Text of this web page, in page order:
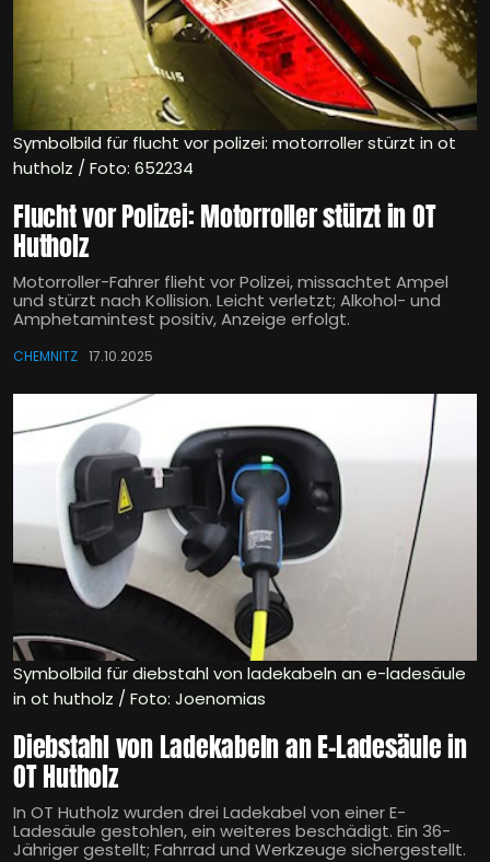
Symbolbild für flucht vor polizei: motorroller stürzt in ot
hutholz / Foto: 652234
Flucht vor Polizei: Motorroller stürzt in OT
Hutholz
Motorroller-Fahrer flieht vor Polizei, missachtet Ampel
und stürzt nach Kollision. Leicht verletzt; Alkohol- und
Amphetamintest positiv, Anzeige erfolgt.
CHEMNITZ 17.10.2025
Symbolbild für diebstahl von ladekabeln an e-ladesäule
in ot hutholz / Foto: Joenomias
Diebstahl von Ladekabeln an E-Ladesäule in
OT Hutholz
In OT Hutholz wurden drei Ladekabel von einer E-
Ladesäule gestohlen, ein weiteres beschädigt. Ein 36-
Jähriger gestellt; Fahrrad und Werkzeuge sichergestellt.